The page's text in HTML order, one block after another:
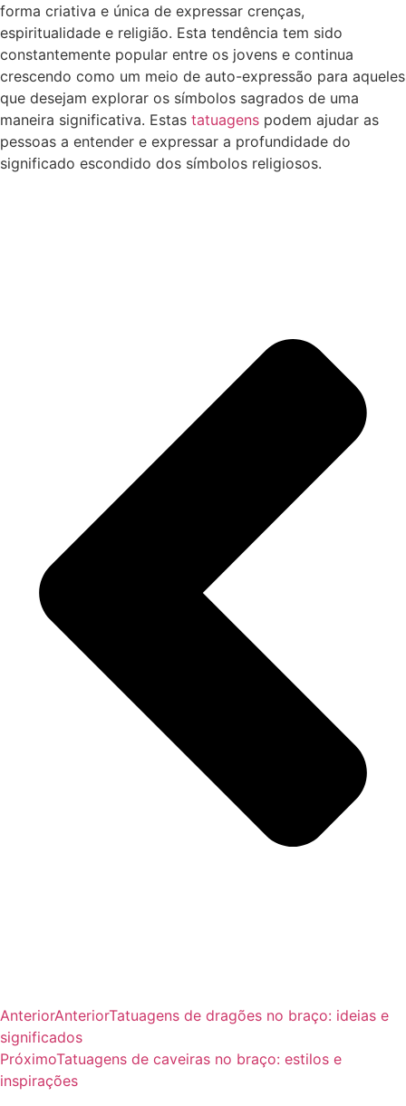
forma criativa e única de expressar crenças,
espiritualidade e religião. Esta tendência tem sido
constantemente popular entre os jovens e continua
crescendo como um meio de auto-expressão para aqueles
que desejam explorar os símbolos sagrados de uma
maneira significativa. Estas tatuagens podem ajudar as
pessoas a entender e expressar a profundidade do
significado escondido dos símbolos religiosos.
AnteriorAnteriorTatuagens de dragões no braço: ideias e
significados
PróximoTatuagens de caveiras no braço: estilos e
inspirações